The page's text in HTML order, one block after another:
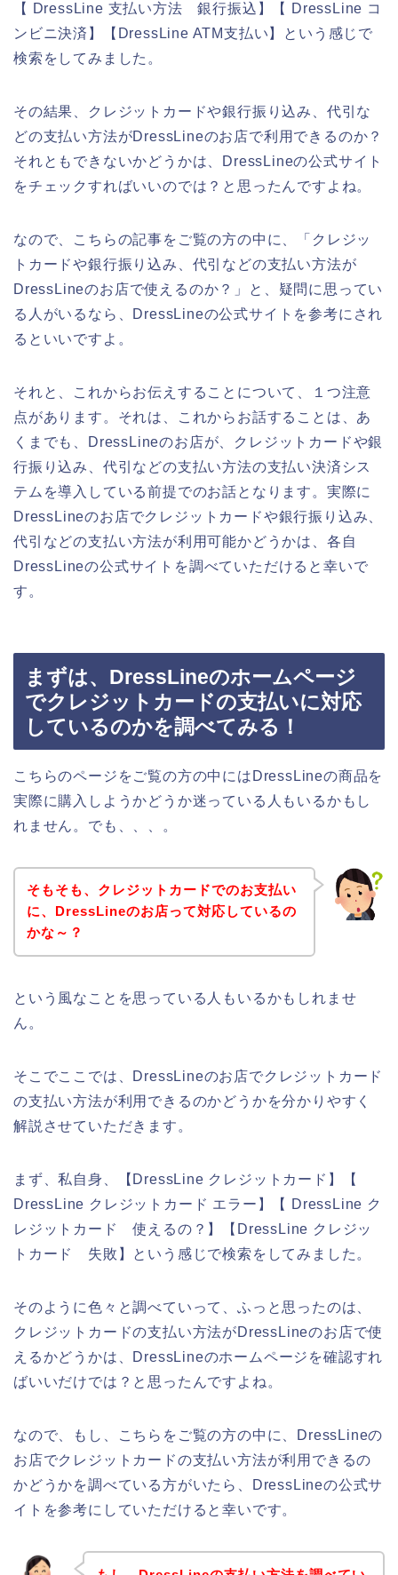
【 DressLine 支払い方法 銀行振込】【 DressLine コ
ンビニ決済】【DressLine ATM支払い】という感じで
検索をしてみました。
その結果、クレジットカードや銀行振り込み、代引な
どの支払い方法がDressLineのお店で利用できるのか？
それともできないかどうかは、DressLineの公式サイト
をチェックすればいいのでは？と思ったんですよね。
なので、こちらの記事をご覧の方の中に、「クレジッ
トカードや銀行振り込み、代引などの支払い方法が
DressLineのお店で使えるのか？」と、疑問に思ってい
る人がいるなら、DressLineの公式サイトを参考にされ
るといいですよ。
それと、これからお伝えすることについて、１つ注意
点があります。それは、これからお話することは、あ
くまでも、DressLineのお店が、クレジットカードや銀
行振り込み、代引などの支払い方法の支払い決済シス
テムを導入している前提でのお話となります。実際に
DressLineのお店でクレジットカードや銀行振り込み、
代引などの支払い方法が利用可能かどうかは、各自
DressLineの公式サイトを調べていただけると幸いで
す。
まずは、DressLineのホームページ
でクレジットカードの支払いに対応
しているのかを調べてみる！
こちらのページをご覧の方の中にはDressLineの商品を
実際に購入しようかどうか迷っている人もいるかもし
れません。でも、、、。
そもそも、クレジットカードでのお支払い
に、DressLineのお店って対応しているの
かな～？
という風なことを思っている人もいるかもしれませ
ん。
そこでここでは、DressLineのお店でクレジットカード
の支払い方法が利用できるのかどうかを分かりやすく
解説させていただきます。
まず、私自身、【DressLine クレジットカード】【
DressLine クレジットカード エラー】【 DressLine ク
レジットカード 使えるの？】【DressLine クレジッ
トカード 失敗】という感じで検索をしてみました。
そのように色々と調べていって、ふっと思ったのは、
クレジットカードの支払い方法がDressLineのお店で使
えるかどうかは、DressLineのホームページを確認すれ
ばいいだけでは？と思ったんですよね。
なので、もし、こちらをご覧の方の中に、DressLineの
お店でクレジットカードの支払い方法が利用できるの
かどうかを調べている方がいたら、DressLineの公式サ
イトを参考にしていただけると幸いです。